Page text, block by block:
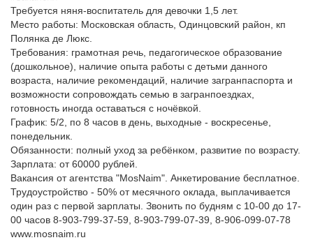
Требуется няня-воспитатель для девочки 1,5 лет.
Место работы: Московская область, Одинцовский район, кп
Полянка де Люкс.
Требования: грамотная речь, педагогическое образование
(дошкольное), наличие опыта работы с детьми данного
возраста, наличие рекомендаций, наличие загранпаспорта и
возможности сопровождать семью в загранпоездках,
готовность иногда оставаться с ночёвкой.
График: 5/2, по 8 часов в день, выходные - воскресенье,
понедельник.
Обязанности: полный уход за ребёнком, развитие по возрасту.
Зарплата: от 60000 рублей.
Вакансия от агентства "MosNaim". Анкетирование бесплатное.
Трудоустройство - 50% от месячного оклада, выплачивается
один раз с первой зарплаты. Звонить по будням с 10-00 до 17-
00 часов 8-903-799-37-59, 8-903-799-07-39, 8-906-099-07-78
www.mosnaim.ru